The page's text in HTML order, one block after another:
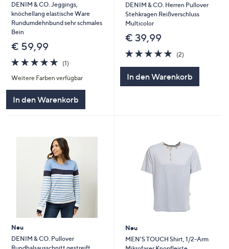
DENIM & CO. Jeggings,
knöchellang elastische Ware
Rundumdehnbund sehr schmales
Bein
€ 59,99
5.0
von
5
(1)1
Weitere Farben verfügbar
In den Warenkorb
DENIM & CO. Herren Pullover
Stehkragen Reißverschluss
Multicolor
€ 39,99
5.0
von
(2)2
In den Warenkorb
Neu
DENIM & CO. Pullover
Neu
MEN'S TOUCH Shirt, 1/2-Arm